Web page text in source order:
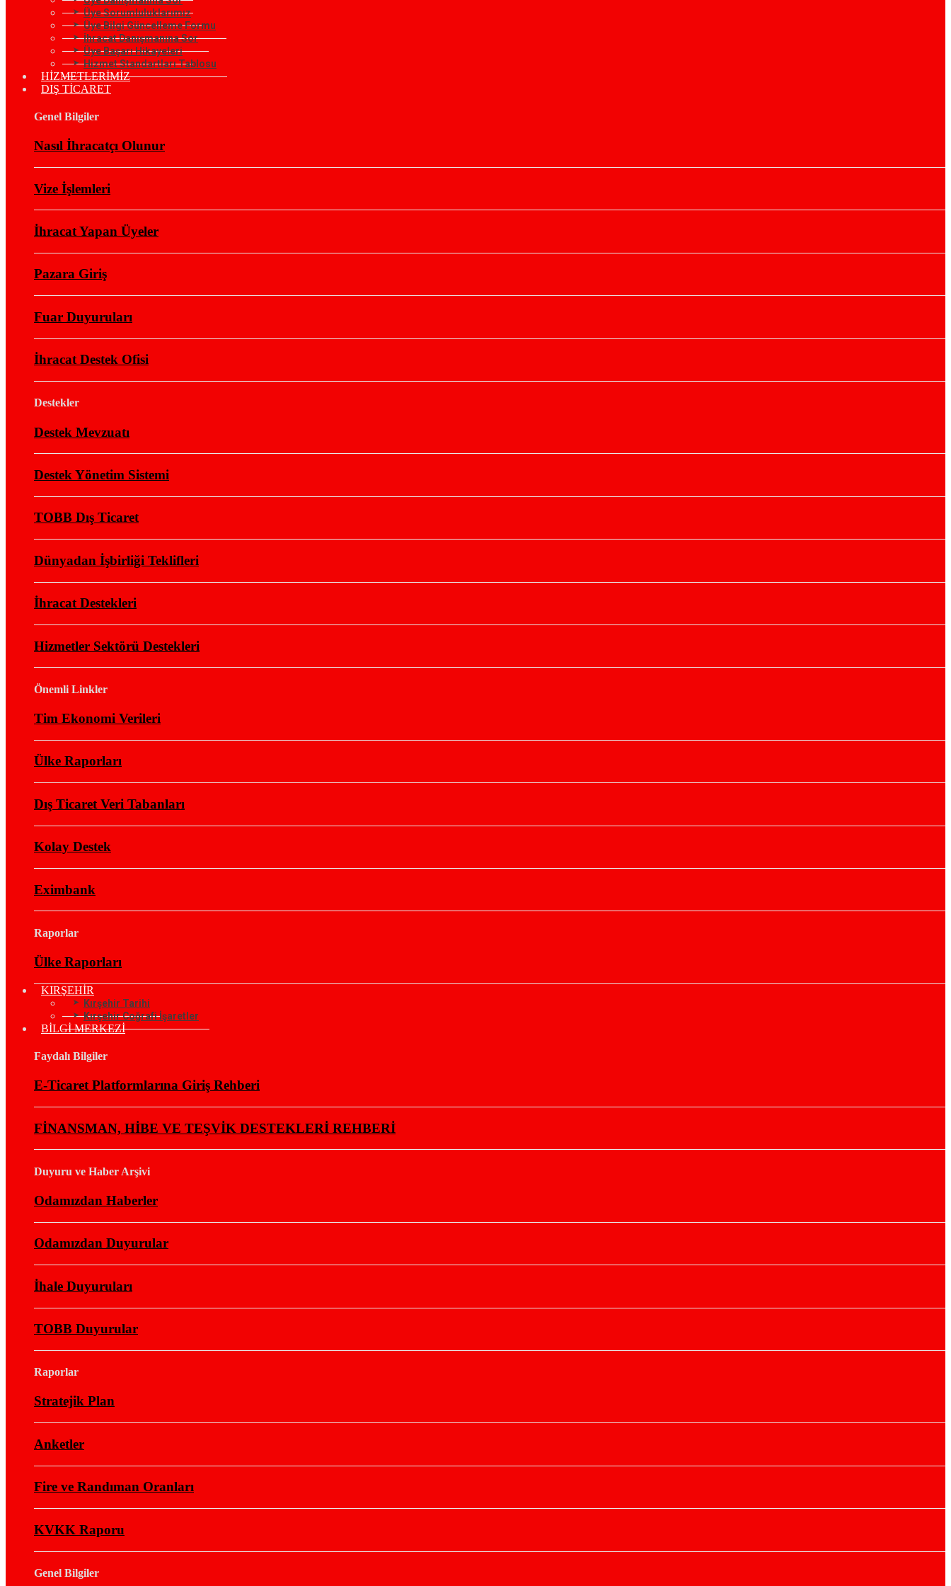
Üye Sorumluluklarımız
Üye Bilgi Güncelleme Formu
İhracat Danışmanına Sor
Üye Başarı Hikayeleri
Hizmet Standartları Tablosu
HİZMETLERİMİZ
DIŞ TİCARET
Genel Bilgiler
Nasıl İhracatçı Olunur
Vize İşlemleri
İhracat Yapan Üyeler
Pazara Giriş
Fuar Duyuruları
İhracat Destek Ofisi
Destekler
Destek Mevzuatı
Destek Yönetim Sistemi
TOBB Dış Ticaret
Dünyadan İşbirliği Teklifleri
İhracat Destekleri
Hizmetler Sektörü Destekleri
Önemli Linkler
Tim Ekonomi Verileri
Ülke Raporları
Dış Ticaret Veri Tabanları
Kolay Destek
Eximbank
Raporlar
Ülke Raporları
KIRŞEHİR
Kırşehir Tarihi
Kırşehir Coğrafi İşaretler
BİLGİ MERKEZİ
Faydalı Bilgiler
E-Ticaret Platformlarına Giriş Rehberi
FİNANSMAN, HİBE VE TEŞVİK DESTEKLERİ REHBERİ
Duyuru ve Haber Arşivi
Odamızdan Haberler
Odamızdan Duyurular
İhale Duyuruları
TOBB Duyurular
Raporlar
Stratejik Plan
Anketler
Fire ve Randıman Oranları
KVKK Raporu
Genel Bilgiler